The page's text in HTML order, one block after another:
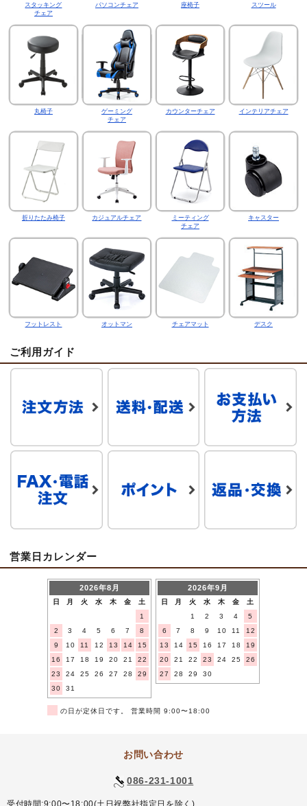
スタッキング
チェア
パソコンチェア 座椅子 スツール
丸椅子
ゲーミング
チェア
カウンターチェア インテリアチェア
折りたたみ椅子 カジュアルチェア
ミーティング
チェア
キャスター
フットレスト オットマン チェアマット デスク
ご利用ガイド
営業日カレンダー
2026年8月
日 月 火 水 木 金
土
1
2
3 4 5 6 7
8
9
10 11 12 13 14
15
16
17 18 19 20 21
22
23
24 25 26 27 28
29
30
31
2026年9月
日 月 火 水 木 金
土
1
2 3 4
5
6
7 8 9 10 11
12
13
14 15 16 17 18
19
20
21 22 23 24 25
26
27
28 29 30
の日が定休日です。 営業時間 9:00〜18:00
お問い合わせ
086-231-1001
受付時間:9:00〜18:00(土日祝弊社指定日を除く)